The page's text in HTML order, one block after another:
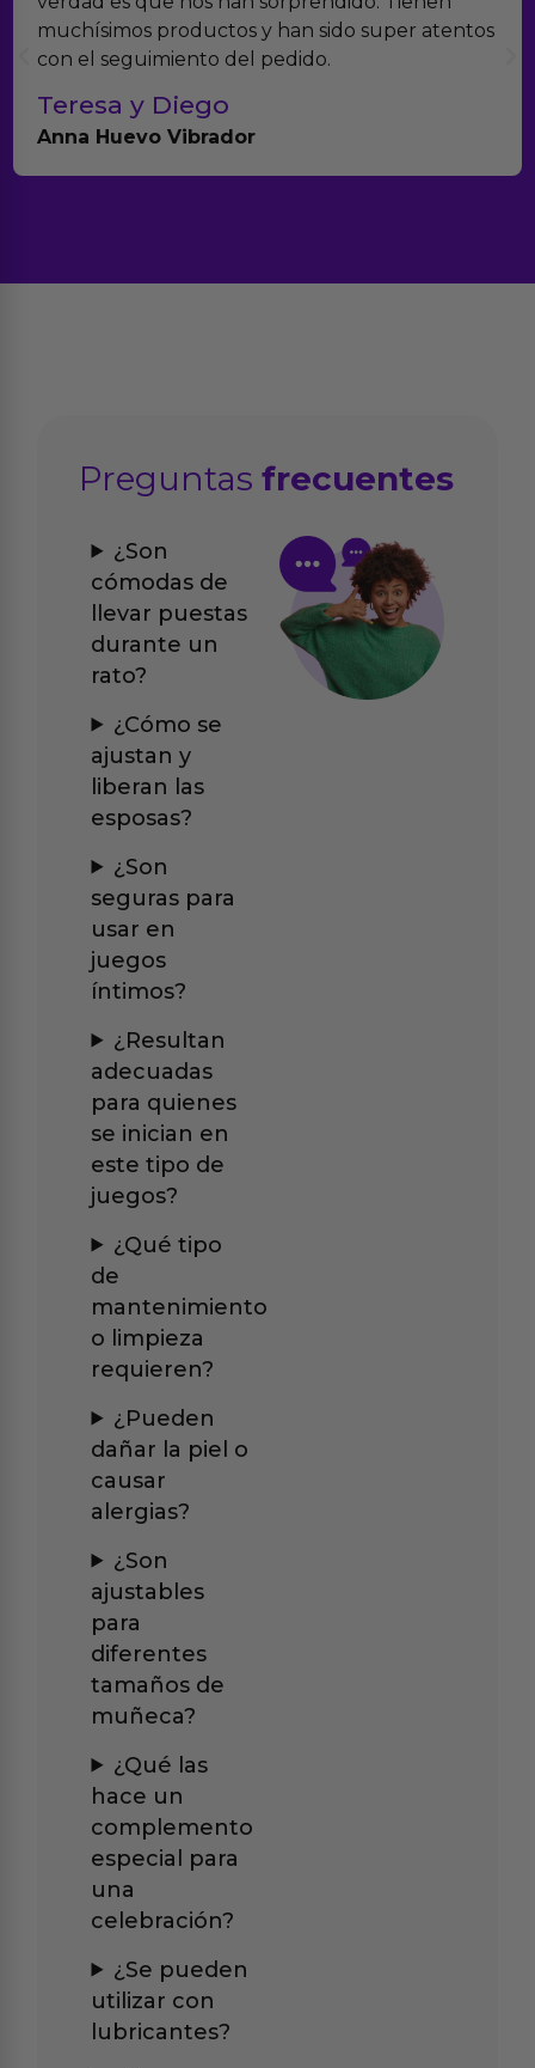
tenido nunca ningún problema con los
productos.
Paula A.
Brightpurple Vibrador y Rotador
Preguntasfrecuentes
¿Son
cómodas de
llevar puestas
durante un
rato?
¿Cómo se
ajustan y
liberan las
esposas?
¿Son
seguras para
usar en
juegos
íntimos?
¿Resultan
adecuadas
para quienes
se inician en
este tipo de
juegos?
¿Qué tipo
de
mantenimiento
o limpieza
requieren?
¿Pueden
dañar la piel o
causar
alergias?
¿Son
ajustables
para
diferentes
tamaños de
muñeca?
¿Qué las
hace un
complemento
especial para
una
celebración?
¿Se pueden
utilizar con
lubricantes?